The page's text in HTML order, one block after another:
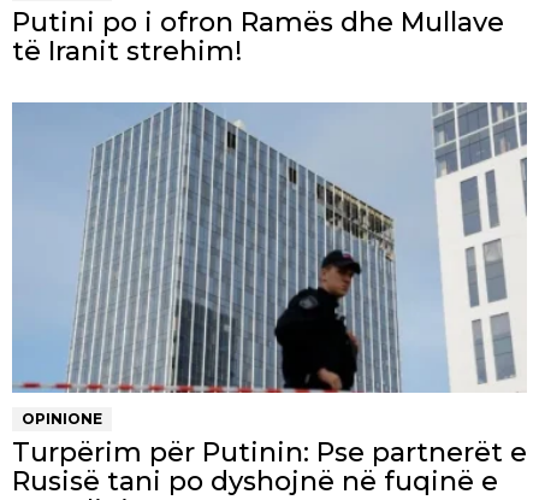
Putini po i ofron Ramës dhe Mullave
të Iranit strehim!
OPINIONE
Turpërim për Putinin: Pse partnerët e
Rusisë tani po dyshojnë në fuqinë e